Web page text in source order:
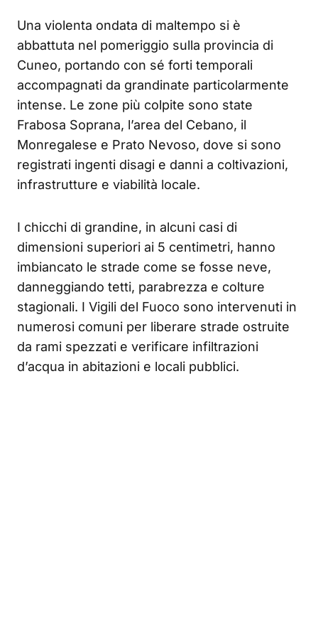
Una violenta ondata di maltempo si è
abbattuta nel pomeriggio sulla provincia di
Cuneo, portando con sé forti temporali
accompagnati da grandinate particolarmente
intense. Le zone più colpite sono state
Frabosa Soprana, l’area del Cebano, il
Monregalese e Prato Nevoso, dove si sono
registrati ingenti disagi e danni a coltivazioni,
infrastrutture e viabilità locale.
I chicchi di grandine, in alcuni casi di
dimensioni superiori ai 5 centimetri, hanno
imbiancato le strade come se fosse neve,
danneggiando tetti, parabrezza e colture
stagionali. I Vigili del Fuoco sono intervenuti in
numerosi comuni per liberare strade ostruite
da rami spezzati e verificare infiltrazioni
d’acqua in abitazioni e locali pubblici.